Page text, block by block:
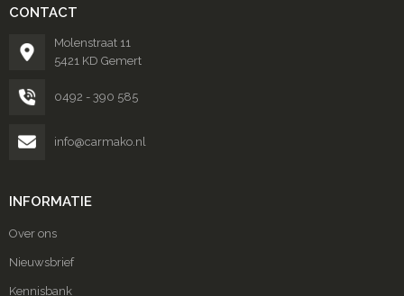
CONTACT
Molenstraat 11
5421 KD Gemert
0492 - 390 585
info@carmako.nl
INFORMATIE
Over ons
Nieuwsbrief
Kennisbank